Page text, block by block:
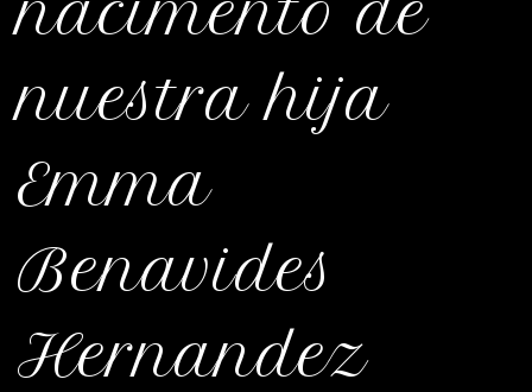
nuestra hija
Emma
Benavides
Hernandez